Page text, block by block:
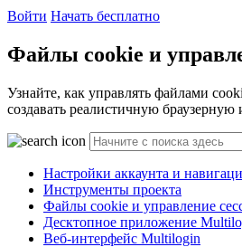
Войти Начать бесплатно
Файлы cookie и
Узнайте, как управлять файлами
создавать реалистичную браузерную
Настройки аккаунта и
Инструменты проекта
Файлы cookie и управление
Десктопное приложение
Веб-интерфейс Multilogin